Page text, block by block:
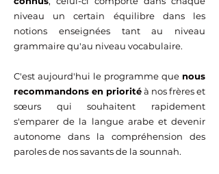
niveau un certain équilibre dans les
notions enseignées tant au niveau
grammaire qu'au niveau vocabulaire.
C'est aujourd'hui le programme que nous
recommandons en prioritéà nos frères et
sœurs qui souhaitent rapidement
s'emparer de la langue arabe et devenir
autonome dans la compréhension des
paroles de nos savants de la sounnah.